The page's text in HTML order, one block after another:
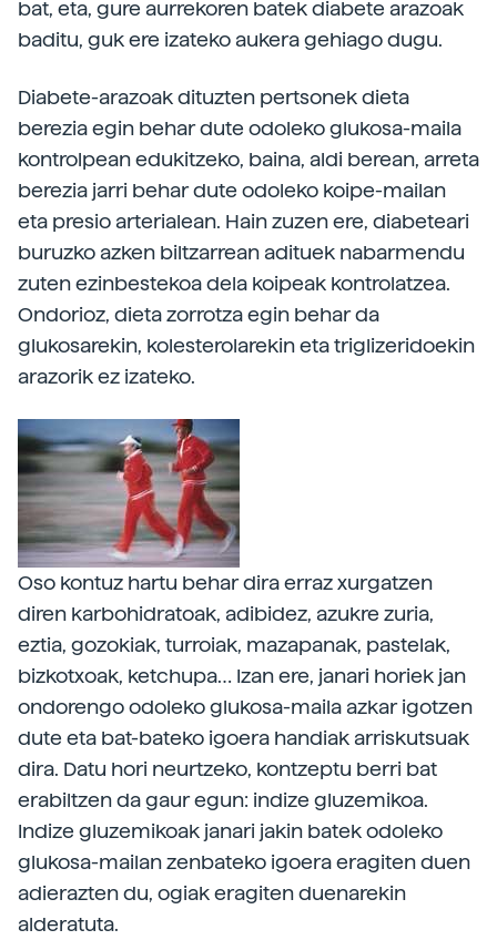
bat, eta, gure aurrekoren batek diabete arazoak
baditu, guk ere izateko aukera gehiago dugu.
Diabete-arazoak dituzten pertsonek dieta
berezia egin behar dute odoleko glukosa-maila
kontrolpean edukitzeko, baina, aldi berean, arreta
berezia jarri behar dute odoleko koipe-mailan
eta presio arterialean. Hain zuzen ere, diabeteari
buruzko azken biltzarrean adituek nabarmendu
zuten ezinbestekoa dela koipeak kontrolatzea.
Ondorioz, dieta zorrotza egin behar da
glukosarekin, kolesterolarekin eta triglizeridoekin
arazorik ez izateko.
Oso kontuz hartu behar dira erraz xurgatzen
diren karbohidratoak, adibidez, azukre zuria,
eztia, gozokiak, turroiak, mazapanak, pastelak,
bizkotxoak, ketchupa… Izan ere, janari horiek jan
ondorengo odoleko glukosa-maila azkar igotzen
dute eta bat-bateko igoera handiak arriskutsuak
dira. Datu hori neurtzeko, kontzeptu berri bat
erabiltzen da gaur egun: indize gluzemikoa.
Indize gluzemikoak janari jakin batek odoleko
glukosa-mailan zenbateko igoera eragiten duen
adierazten du, ogiak eragiten duenarekin
alderatuta.